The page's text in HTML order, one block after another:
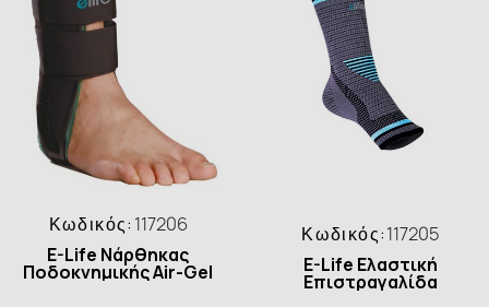
Κωδικός: 117206
E-Life Νάρθηκας
Ποδοκνημικής Air-Gel
Κωδικός:117205
E-Life Ελαστική
Επιστραγαλίδα